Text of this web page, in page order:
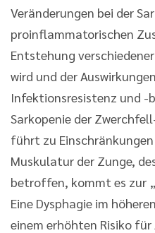
Veränderungen bei der
proinflammatorischen
Entstehung
wird und der
Infektionsresistenz und -
Sarkopenie der
führt zu
Muskulatur der Zunge,
betroffen, kommt es zur
Eine Dysphagie im
einem erhöhten Risiko